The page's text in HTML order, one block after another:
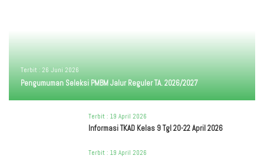
Terbit : 26 Juni 2026
Pengumuman Seleksi PMBM Jalur Reguler TA. 2026/2027
Terbit : 19 April 2026
Informasi TKAD Kelas 9 Tgl 20-22 April 2026
Terbit : 19 April 2026